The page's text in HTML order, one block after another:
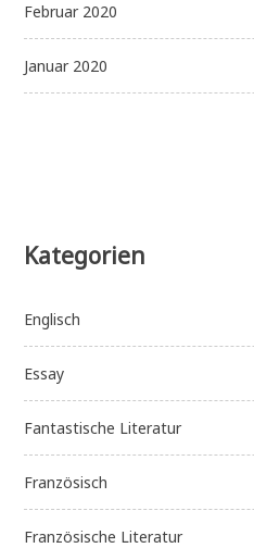
Februar 2020
Januar 2020
Kategorien
Englisch
Essay
Fantastische Literatur
Französisch
Französische Literatur